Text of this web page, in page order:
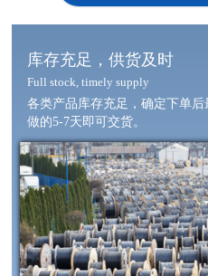
库存充足，供货及时
Full stock, timely supply
各类产品库存充足，确定下单
做的5-7天即可交货。